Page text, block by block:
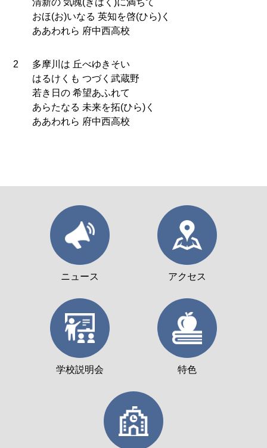
清新の 気魄(きはく)に満ちて
おほ(お)いなる 英知を啓(ひら)く
ああわれら 府中西高校
2
多摩川は 丘べゆきそい
はるけくも つづく武蔵野
若き日の 希望あふれて
あらたなる 未来を拓(ひら)く
ああわれら 府中西高校
ニュース アクセス
学校説明会 特色